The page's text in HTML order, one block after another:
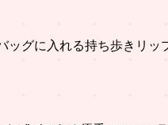
ッグに入れる持ち歩きリッ